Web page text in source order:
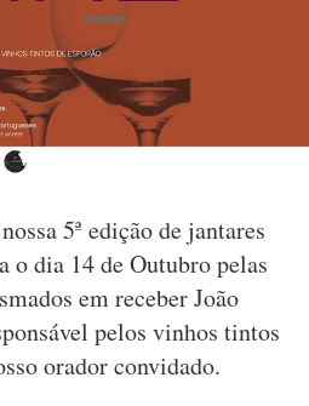
5ª edição de jantares
o dia 14 de Outubro pelas
em receber João
pelos vinhos tintos
orador convidado.